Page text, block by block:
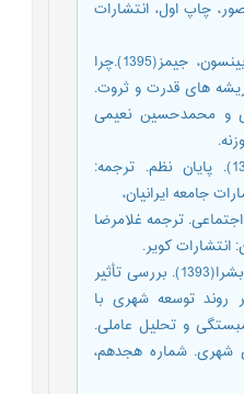
چاپ اول، انتشارات
27) عجم اوغلو، دارون و رابینسون، جیمز(1395).چرا
های قدرت و ثروت.
و محمدحسین نعیمی
28) فوكوياما، فرانسيس(1379). پايان نظم. ترجمه:
جامعه ايرانيان،
سرمایه اجتماعی. ترجمه غلامرضا
کویر.
30) قربانی، رسول و عظیمی، بشرا(1393). بررسی تأثیر
روند توسعه شهری با
و تحلیل عاملی.
شهری. شماره هجدهم،